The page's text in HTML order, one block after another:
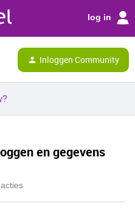
log in
Inloggen Community
en gegevens